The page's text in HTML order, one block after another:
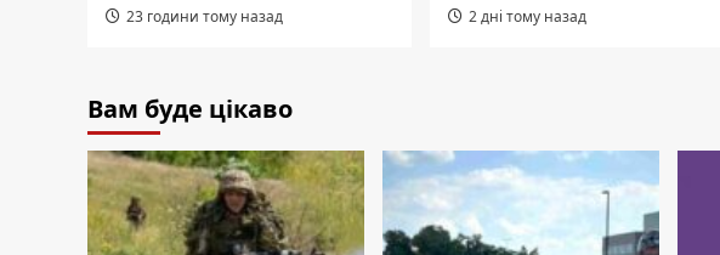
23 години тому назад 2 дні тому назад
Вам буде цікаво